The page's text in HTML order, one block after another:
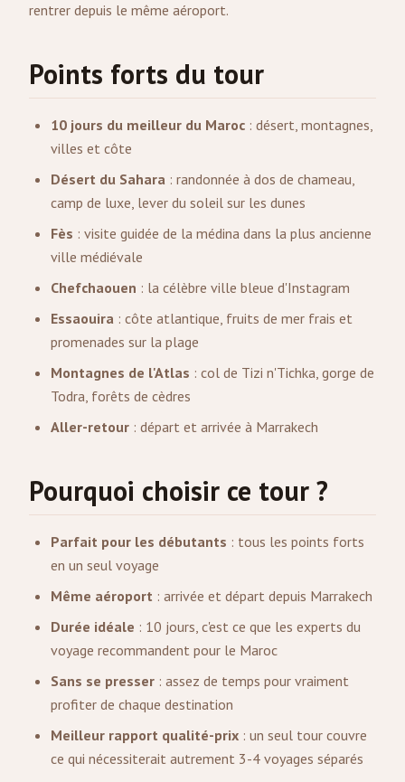
rentrer depuis le même aéroport.
Points forts du tour
10 jours du meilleur du Maroc : désert, montagnes,
villes et côte
Désert du Sahara : randonnée à dos de chameau,
camp de luxe, lever du soleil sur les dunes
Fès : visite guidée de la médina dans la plus ancienne
ville médiévale
Chefchaouen : la célèbre ville bleue d'Instagram
Essaouira : côte atlantique, fruits de mer frais et
promenades sur la plage
Montagnes de l'Atlas : col de Tizi n'Tichka, gorge de
Todra, forêts de cèdres
Aller-retour : départ et arrivée à Marrakech
Pourquoi choisir ce tour ?
Parfait pour les débutants : tous les points forts
en un seul voyage
Même aéroport : arrivée et départ depuis Marrakech
Durée idéale : 10 jours, c'est ce que les experts du
voyage recommandent pour le Maroc
Sans se presser : assez de temps pour vraiment
profiter de chaque destination
Meilleur rapport qualité-prix : un seul tour couvre
ce qui nécessiterait autrement 3-4 voyages séparés